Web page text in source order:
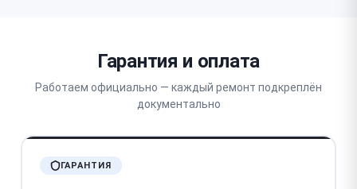
Гарантия и оплата
Работаем официально — каждый ремонт подкреплён
документально
ГАРАНТИЯ